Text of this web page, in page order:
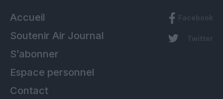
Accueil
Soutenir Air Journal
S’abonner
Espace personnel
Contact